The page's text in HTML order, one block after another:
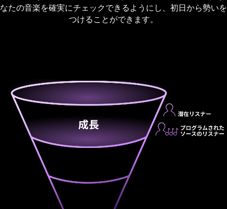
なたの音楽を確実にチェックできるようにし、初日から勢いを
つけることができます。